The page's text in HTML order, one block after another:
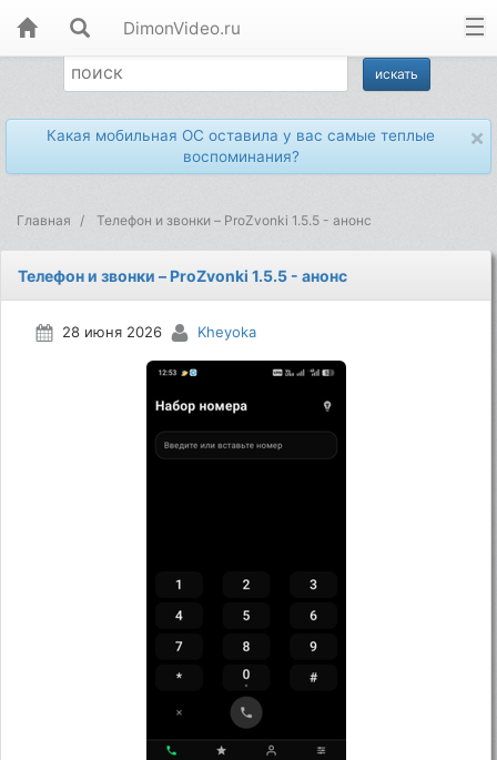
DimonVideo.ru
×
Какая мобильная ОС оставила у вас самые теплые
воспоминания?
Главная Телефон и звонки – ProZvonki 1.5.5 - анонс
Телефон и звонки – ProZvonki 1.5.5 - анонс
28 июня 2026 Kheyoka